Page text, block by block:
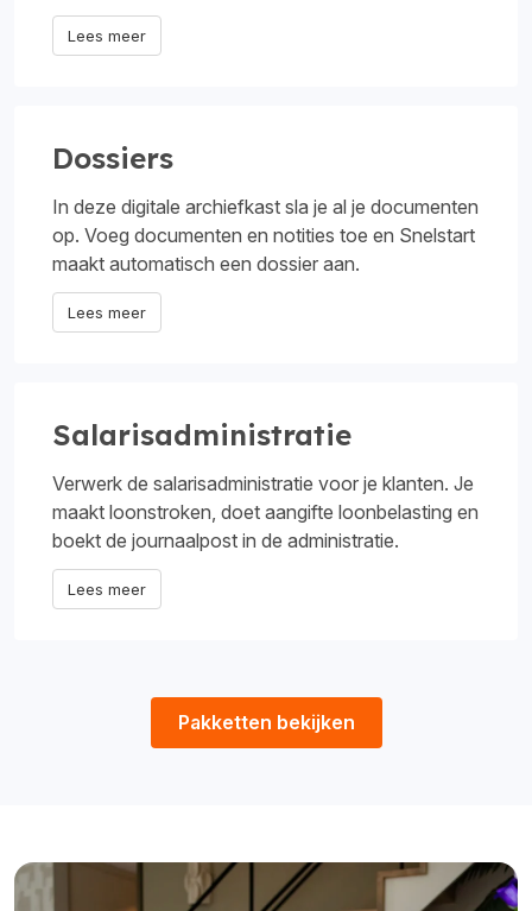
Lees meer
Dossiers
In deze digitale archiefkast sla je al je documenten
op. Voeg documenten en notities toe en Snelstart
maakt automatisch een dossier aan.
Lees meer
Salarisadministratie
Verwerk de salarisadministratie voor je klanten. Je
maakt loonstroken, doet aangifte loonbelasting en
boekt de journaalpost in de administratie.
Lees meer
Pakketten bekijken